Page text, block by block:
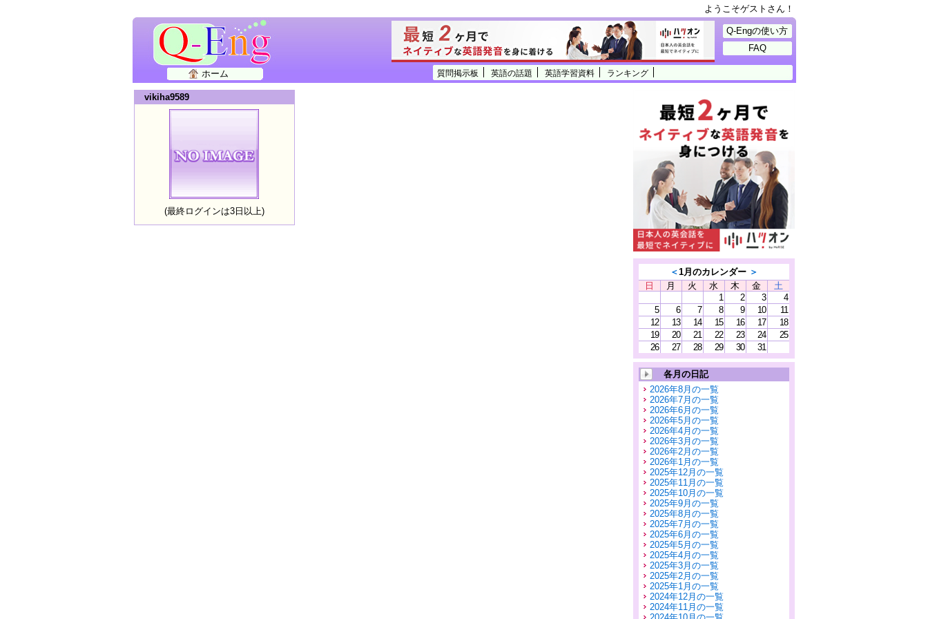
ようこそゲストさん！
質問掲示板 英語の話題 英語学習資料 ランキング
ホーム
Q-Engの使い方
FAQ
vikiha9589
(最終ログインは3日以上)
＜1月のカレンダー ＞
日
月 火 水 木 金
土
1
2 3
4
5
6 7 8 9 10
11
12
13 14 15 16 17
18
19
20 21 22 23 24
25
26
27 28 29 30 31
各月の日記
2026年8月の一覧
2026年7月の一覧
2026年6月の一覧
2026年5月の一覧
2026年4月の一覧
2026年3月の一覧
2026年2月の一覧
2026年1月の一覧
2025年12月の一覧
2025年11月の一覧
2025年10月の一覧
2025年9月の一覧
2025年8月の一覧
2025年7月の一覧
2025年6月の一覧
2025年5月の一覧
2025年4月の一覧
2025年3月の一覧
2025年2月の一覧
2025年1月の一覧
2024年12月の一覧
2024年11月の一覧